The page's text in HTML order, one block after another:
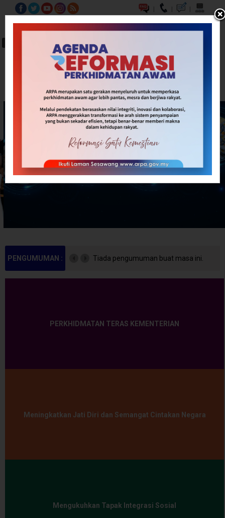
| | |
A- A A+ BM EN
PENGUMUMAN : Tiada pengumuman buat masa ini.
PERKHIDMATAN TERAS KEMENTERIAN
Meningkatkan Jati Diri dan Semangat Cintakan Negara
Mengukuhkan Tapak Integrasi Sosial